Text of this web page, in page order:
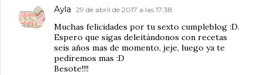
Ayla 29 de abril de 2017 a las 17:38
Muchas felicidades por tu sexto cumpleblog :D.
Espero que sigas deleitándonos con recetas
seis años mas de momento, jeje, luego ya te
pediremos mas :D
Besote!!!!